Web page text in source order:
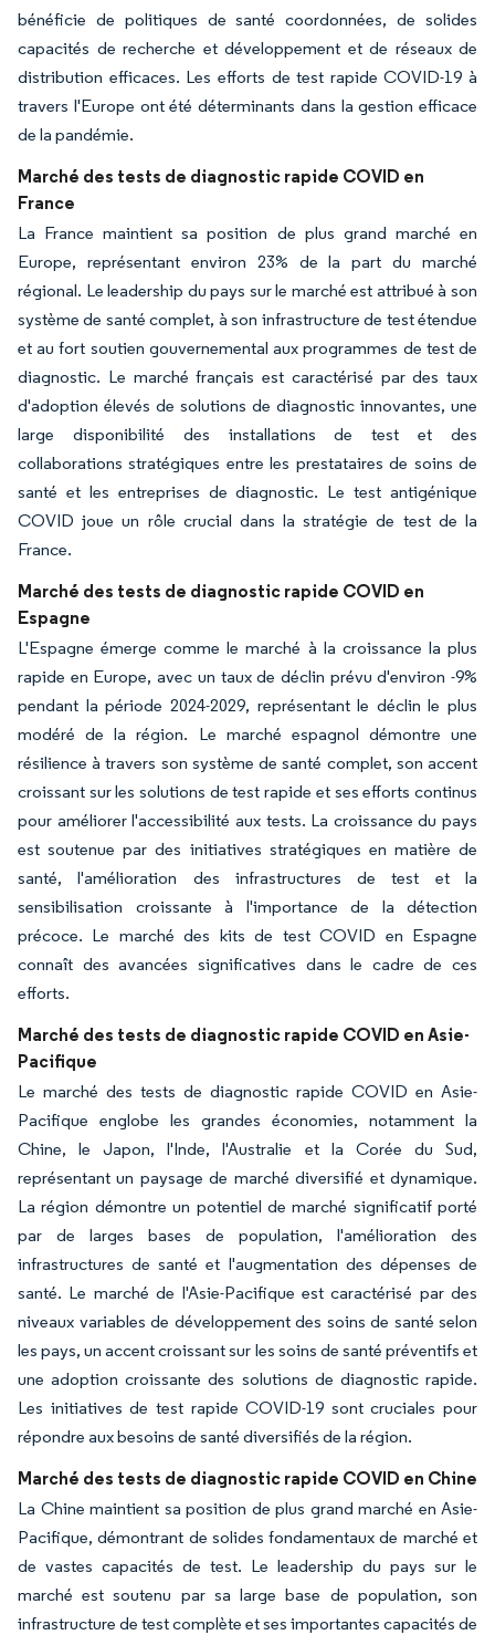
bénéficie de politiques de santé coordonnées, de solides
capacités de recherche et développement et de réseaux de
distribution efficaces. Les efforts de test rapide COVID-19 à
travers l'Europe ont été déterminants dans la gestion efficace
de la pandémie.
Marché des tests de diagnostic rapide COVID en
France
La France maintient sa position de plus grand marché en
Europe, représentant environ 23% de la part du marché
régional. Le leadership du pays sur le marché est attribué à son
système de santé complet, à son infrastructure de test étendue
et au fort soutien gouvernemental aux programmes de test de
diagnostic. Le marché français est caractérisé par des taux
d'adoption élevés de solutions de diagnostic innovantes, une
large disponibilité des installations de test et des
collaborations stratégiques entre les prestataires de soins de
santé et les entreprises de diagnostic. Le test antigénique
COVID joue un rôle crucial dans la stratégie de test de la
France.
Marché des tests de diagnostic rapide COVID en
Espagne
L'Espagne émerge comme le marché à la croissance la plus
rapide en Europe, avec un taux de déclin prévu d'environ -9%
pendant la période 2024-2029, représentant le déclin le plus
modéré de la région. Le marché espagnol démontre une
résilience à travers son système de santé complet, son accent
croissant sur les solutions de test rapide et ses efforts continus
pour améliorer l'accessibilité aux tests. La croissance du pays
est soutenue par des initiatives stratégiques en matière de
santé, l'amélioration des infrastructures de test et la
sensibilisation croissante à l'importance de la détection
précoce. Le marché des kits de test COVID en Espagne
connaît des avancées significatives dans le cadre de ces
efforts.
Marché des tests de diagnostic rapide COVID en Asie-
Pacifique
Le marché des tests de diagnostic rapide COVID en Asie-
Pacifique englobe les grandes économies, notamment la
Chine, le Japon, l'Inde, l'Australie et la Corée du Sud,
représentant un paysage de marché diversifié et dynamique.
La région démontre un potentiel de marché significatif porté
par de larges bases de population, l'amélioration des
infrastructures de santé et l'augmentation des dépenses de
santé. Le marché de l'Asie-Pacifique est caractérisé par des
niveaux variables de développement des soins de santé selon
les pays, un accent croissant sur les soins de santé préventifs et
une adoption croissante des solutions de diagnostic rapide.
Les initiatives de test rapide COVID-19 sont cruciales pour
répondre aux besoins de santé diversifiés de la région.
Marché des tests de diagnostic rapide COVID en Chine
La Chine maintient sa position de plus grand marché en Asie-
Pacifique, démontrant de solides fondamentaux de marché et
de vastes capacités de test. Le leadership du pays sur le
marché est soutenu par sa large base de population, son
infrastructure de test complète et ses importantes capacités de